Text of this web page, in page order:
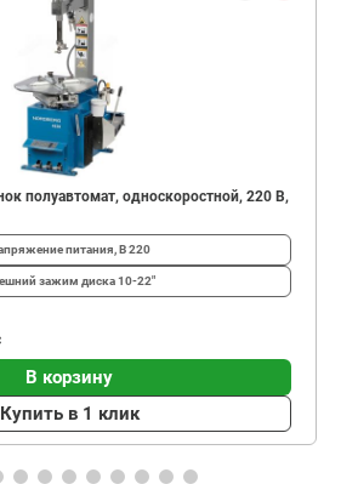
полуавтомат, односкоростной, 220 В,
питания, В220
зажим диска10-22"
В корзину
Купить в 1 клик